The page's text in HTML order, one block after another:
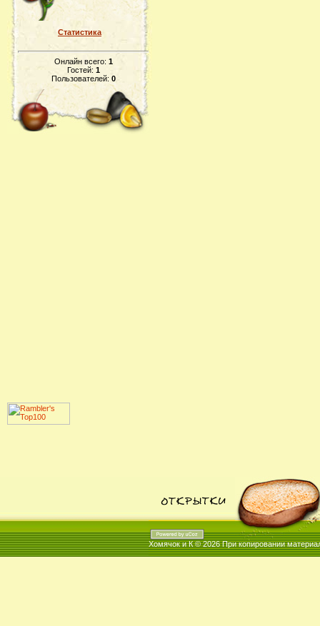
Статистика
Онлайн всего: 1
Гостей: 1
Пользователей: 0
Хомячок и К © 2026При копировании